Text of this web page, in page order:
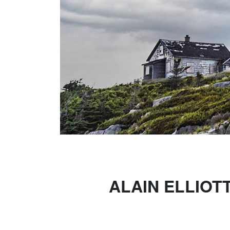
ALAIN